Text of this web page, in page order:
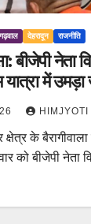
गढ़वाल देहरादून राजनीति
बीजेपी
में
HIMJYOTI
के
को बीजेपी नेता